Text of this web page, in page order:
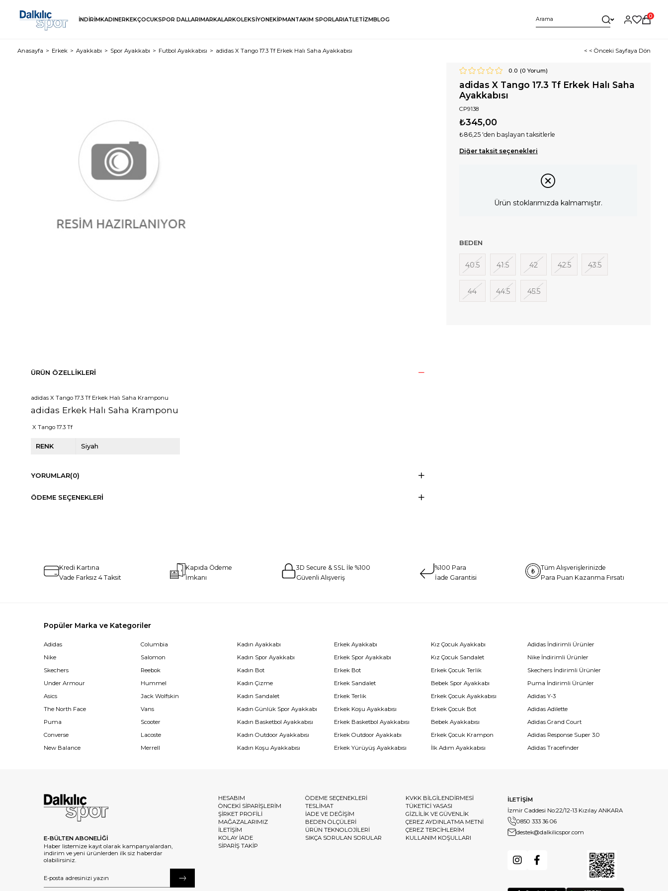
İNDİRİMKADINERKEKÇOCUKSPOR DALLARIMARKALARKOLEKSİYONEKİPMANTAKIM SPORLARIATLETİZMBLOG
0
Anasayfa Erkek Ayakkabı Spor Ayakkabı Futbol Ayakkabısı adidas X Tango 17.3 Tf Erkek Halı Saha Ayakkabısı < < Önceki Sayfaya Dön
0.0 (0 Yorum)
adidas X Tango 17.3 Tf Erkek Halı Saha
Ayakkabısı
CP9138
₺345,00
₺86,25 'den başlayan taksitlerle
Diğer taksit seçenekleri
Ürün stoklarımızda kalmamıştır.
BEDEN
40.5 41.5 42 42.5 43.5
44 44.5 45.5
ÜRÜN ÖZELLIKLERI
adidas X Tango 17.3 Tf Erkek Halı Saha Kramponu
adidas Erkek Halı Saha Kramponu
X Tango 17.3 Tf
RENK Siyah
YORUMLAR(0)
ÖDEME SEÇENEKLERI
Kredi Kartına
Vade Farksız 4 Taksit
Kapıda Ödeme
İmkanı
3D Secure & SSL İle %100
Güvenli Alışveriş
%100 Para
İade Garantisi
Tüm Alışverişlerinizde
Para Puan Kazanma Fırsatı
Popüler Marka ve Kategoriler
Adidas
Nike
Skechers
Under Armour
Asics
The North Face
Puma
Converse
New Balance
Columbia
Salomon
Reebok
Hummel
Jack Wolfskin
Vans
Scooter
Lacoste
Merrell
Kadın Ayakkabı
Kadın Spor Ayakkabı
Kadın Bot
Kadın Çizme
Kadın Sandalet
Kadın Günlük Spor Ayakkabı
Kadın Basketbol Ayakkabısı
Kadın Outdoor Ayakkabısı
Kadın Koşu Ayakkabısı
Erkek Ayakkabı
Erkek Spor Ayakkabı
Erkek Bot
Erkek Sandalet
Erkek Terlik
Erkek Koşu Ayakkabısı
Erkek Basketbol Ayakkabısı
Erkek Outdoor Ayakkabı
Erkek Yürüyüş Ayakkabısı
Kız Çocuk Ayakkabı
Kız Çocuk Sandalet
Erkek Çocuk Terlik
Bebek Spor Ayakkabı
Erkek Çocuk Ayakkabısı
Erkek Çocuk Bot
Bebek Ayakkabısı
Erkek Çocuk Krampon
İlk Adım Ayakkabısı
Adidas İndirimli Ürünler
Nike İndirimli Ürünler
Skechers İndirimli Ürünler
Puma İndirimli Ürünler
Adidas Y-3
Adidas Adilette
Adidas Grand Court
Adidas Response Super 3.0
Adidas Tracefinder
E-BÜLTEN ABONELİĞİ
Haber listemize kayıt olarak kampanyalardan,
indirim ve yeni ürünlerden ilk siz haberdar
olabilirsiniz.
HESABIM
ÖNCEKİ SİPARİŞLERİM
ŞİRKET PROFİLİ
MAĞAZALARIMIZ
İLETİŞİM
KOLAY İADE
SİPARİŞ TAKİP
ÖDEME SEÇENEKLERİ
TESLİMAT
İADE VE DEĞİŞİM
BEDEN ÖLÇÜLERİ
ÜRÜN TEKNOLOJİLERİ
SIKÇA SORULAN SORULAR
KVKK BİLGİLENDİRMESİ
TÜKETİCİ YASASI
GİZLİLİK VE GÜVENLİK
ÇEREZ AYDINLATMA METNİ
ÇEREZ TERCİHLERİM
KULLANIM KOŞULLARI
İLETİŞİM
İzmir Caddesi No:22/12-13 Kızılay ANKARA
0850 333 36 06
destek@dalkilicspor.com